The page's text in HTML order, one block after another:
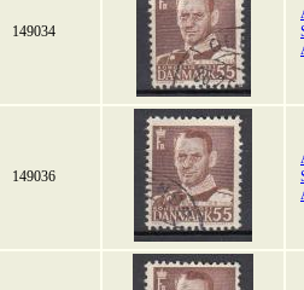
149034
149036